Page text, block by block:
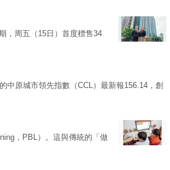
，周五（15日）首度標售34
中原城市領先指數（CCL）最新報156.14，創
，PBL）。這與傳統的「做